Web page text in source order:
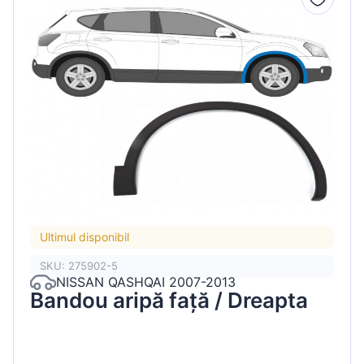
Ultimul disponibil
SKU: 275902-5
NISSAN QASHQAI 2007-2013
Bandou aripă față / Dreapta